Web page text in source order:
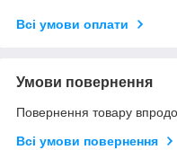
Всі умови оплати
Умови повернення
Повернення товару
Всі умови повернення